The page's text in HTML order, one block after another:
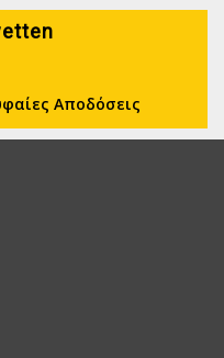
Αποδόσεις